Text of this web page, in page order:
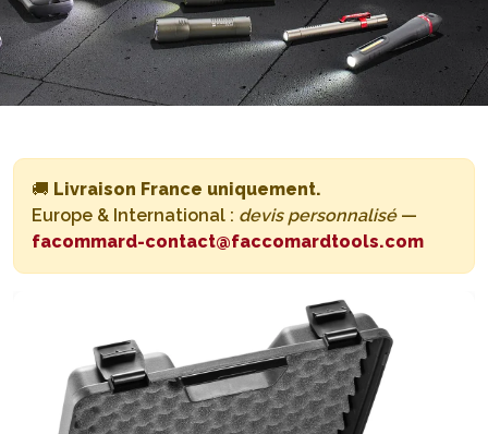
🚚 Livraison France uniquement.
Europe & International : devis personnalisé—
facommard-contact@faccomardtools.com